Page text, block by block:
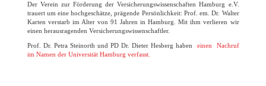
Der Verein zur Förderung der Versicherungswissenschaften Hamburg e.V.
trauert um eine hochgeschätze, prägende Persönlichkeit: Prof. em. Dr. Walter
Karten verstarb im Alter von 91 Jahren in Hamburg. Mit ihm verlieren wir
einen herausragenden Versicherungswissenschaftler.
Prof. Dr. Petra Steinorth und PD Dr. Dieter Hesberg haben einen Nachruf
im Namen der Universität Hamburg verfasst.